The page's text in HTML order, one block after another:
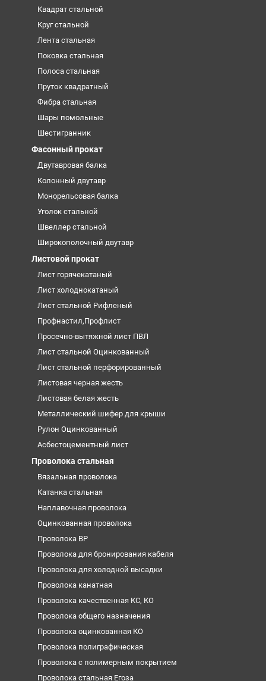
Квадрат стальной
Круг стальной
Лента стальная
Поковка стальная
Полоса стальная
Пруток квадратный
Фибра стальная
Шары помольные
Шестигранник
Фасонный прокат
Двутавровая балка
Колонный двутавр
Монорельсовая балка
Уголок стальной
Швеллер стальной
Широкополочный двутавр
Листовой прокат
Лист горячекатаный
Лист холоднокатаный
Лист стальной Рифленый
Профнастил,Профлист
Просечно-вытяжной лист ПВЛ
Лист стальной Оцинкованный
Лист стальной перфорированный
Листовая черная жесть
Листовая белая жесть
Металлический шифер для крыши
Рулон Оцинкованный
Асбестоцементный лист
Проволока стальная
Вязальная проволока
Катанка стальная
Наплавочная проволока
Оцинкованная проволока
Проволока ВР
Проволока для бронирования кабеля
Проволока для холодной высадки
Проволока канатная
Проволока качественная КС, КО
Проволока общего назначения
Проволока оцинкованная КО
Проволока полиграфическая
Проволока с полимерным покрытием
Проволока стальная Егоза